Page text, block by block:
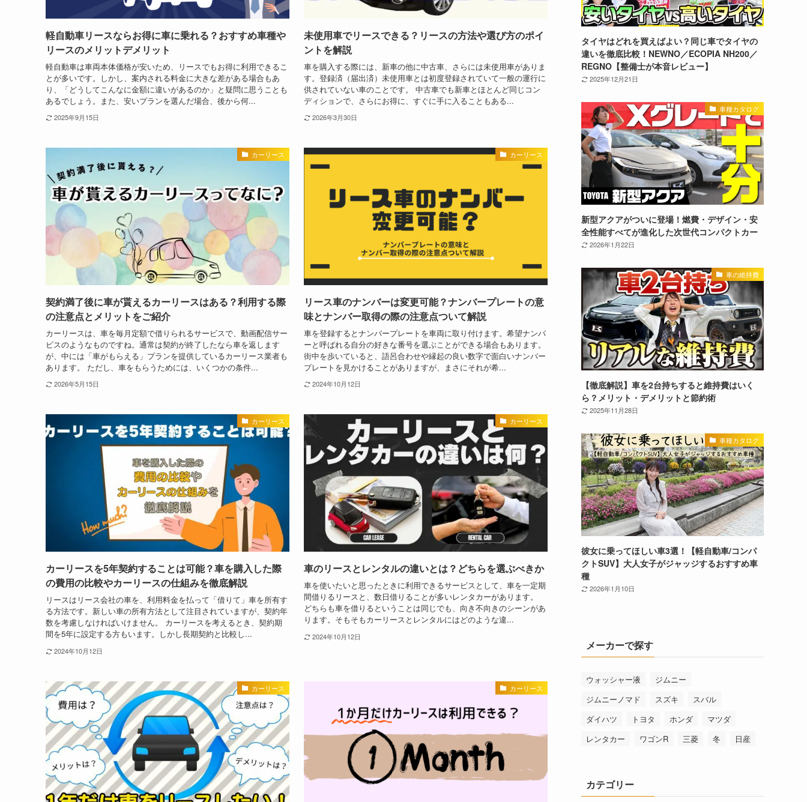
軽自動車リースならお得に車に乗れる？おすすめ車種や
リースのメリットデメリット
軽自動車は車両本体価格が安いため、リースでもお得に利用できるこ
とが多いです。しかし、案内される料金に大きな差がある場合もあ
り、「どうしてこんなに金額に違いがあるのか」と疑問に思うことも
あるでしょう。また、安いプランを選んだ場合、後から何...
2025年9月15日
未使用車でリースできる？リースの方法や選び方のポイ
ントを解説
車を購入する際には、新車の他に中古車、さらには未使用車がありま
す。登録済（届出済）未使用車とは初度登録されていて一般の運行に
供されていない車のことです。 中古車でも新車とほとんど同じコン
ディションで、さらにお得に、すぐに手に入ることもある...
2026年3月30日
カーリース
契約満了後に車が貰えるカーリースはある？利用する際
の注意点とメリットをご紹介
カーリースは、車を毎月定額で借りられるサービスで、動画配信サー
ビスのようなものですね。通常は契約が終了したなら車を返します
が、中には「車がもらえる」プランを提供しているカーリース業者も
あります。 ただし、車をもらうためには、いくつかの条件...
2026年5月15日
カーリース
リース車のナンバーは変更可能？ナンバープレートの意
味とナンバー取得の際の注意点ついて解説
車を登録するとナンバープレートを車両に取り付けます。希望ナンバ
ーと呼ばれる自分の好きな番号を選ぶことができる場合もあります。
街中を歩いていると、語呂合わせや縁起の良い数字で面白いナンバー
プレートを見かけることがありますが、まさにそれが希...
2024年10月12日
カーリース
カーリースを5年契約することは可能？車を購入した際
の費用の比較やカーリースの仕組みを徹底解説
リースはリース会社の車を、利用料金を払って「借りて」車を所有す
る方法です。新しい車の所有方法として注目されていますが、契約年
数を考慮しなければいけません。 カーリースを考えるとき、契約期
間を5年に設定する方もいます。しかし長期契約と比較し...
2024年10月12日
カーリース
車のリースとレンタルの違いとは？どちらを選ぶべきか
車を使いたいと思ったときに利用できるサービスとして、車を一定期
間借りるリースと、数日借りることが多いレンタカーがあります。
どちらも車を借りるということは同じでも、向き不向きのシーンがあ
ります。そもそもカーリースとレンタルにはどのような違...
2024年10月12日
カーリース カーリース
タイヤはどれを買えばよい？同じ車でタイヤの
違いを徹底比較！NEWNO／ECOPIA NH200／
REGNO【整備士が本音レビュー】
2025年12月21日
車種カタログ
新型アクアがついに登場！燃費・デザイン・安
全性能すべてが進化した次世代コンパクトカー
2026年1月22日
車の維持費
【徹底解説】車を2台持ちすると維持費はいく
ら？メリット・デメリットと節約術
2025年11月28日
車種カタログ
彼女に乗ってほしい車3選！【軽自動車/コンパ
クトSUV】大人女子がジャッジするおすすめ車
種
2026年1月10日
メーカーで探す
ウォッシャー液
ジムニー
ジムニーノマド
スズキ
スバル
ダイハツ
トヨタ ホンダ
マツダ
レンタカー
ワゴンR 三菱 冬 日産
カテゴリー